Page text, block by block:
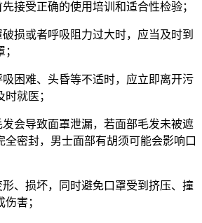
接受正确的使用培训和适合性检验；
损或者呼吸阻力过大时，应当及时到
困难、头昏等不适时，应立即离开污
就医；
会导致面罩泄漏，若面部毛发未被遮
全密封，男士面部有胡须可能会影响口
、损坏，同时避免口罩受到挤压、撞
害；